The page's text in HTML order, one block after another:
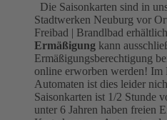
Die Saisonkarten sind in
Stadtwerken Neuburg vor
Freibad | Brandlbad
Ermäßigung kann
Ermäßigungsberechtigung
online erworben werden! Im
Automaten ist dies leider
Saisonkarten ist 1/2 Stunde
unter 6 Jahren haben freien